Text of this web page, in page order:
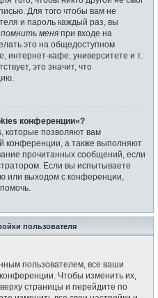
Для того чтобы вам не
и пароль каждый раз, вы
меня при входе на
это на общедоступном
интернет-кафе, университете и т.
это значит, что
конференции»?
которые позволяют вам
конференции, а также выполняют
прочитанных сообщений, если
Если вы испытываете
или выходом с конференции,
пользователя
пользователем, все ваши
Чтобы изменить их,
страницы и перейдите по